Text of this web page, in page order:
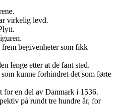
virkelig levd.
frem begivenheter som fikk
lenge etter at de fant sted.
kunne forhindret det som førte
for en del av Danmark i 1536.
på rundt tre hundre år, for